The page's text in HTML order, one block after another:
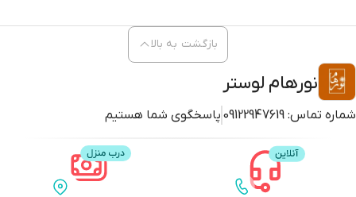
نورهام لوستر
شماره تماس: 09122947619 پاسخگوی شما هستیم
بازگشت به بالا